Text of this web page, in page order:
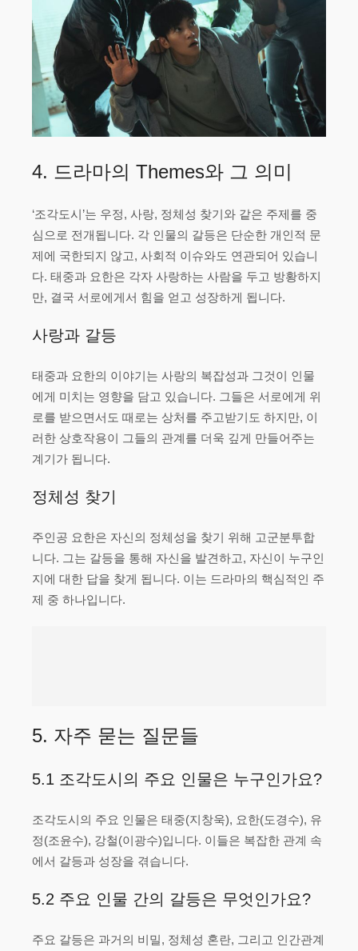
4. 드라마의 Themes와 그 의미
‘조각도시’는 우정, 사랑, 정체성 찾기와 같은 주제를 중
심으로 전개됩니다. 각 인물의 갈등은 단순한 개인적 문
제에 국한되지 않고, 사회적 이슈와도 연관되어 있습니
다. 태중과 요한은 각자 사랑하는 사람을 두고 방황하지
만, 결국 서로에게서 힘을 얻고 성장하게 됩니다.
사랑과 갈등
태중과 요한의 이야기는 사랑의 복잡성과 그것이 인물
에게 미치는 영향을 담고 있습니다. 그들은 서로에게 위
로를 받으면서도 때로는 상처를 주고받기도 하지만, 이
러한 상호작용이 그들의 관계를 더욱 깊게 만들어주는
계기가 됩니다.
정체성 찾기
주인공 요한은 자신의 정체성을 찾기 위해 고군분투합
니다. 그는 갈등을 통해 자신을 발견하고, 자신이 누구인
지에 대한 답을 찾게 됩니다. 이는 드라마의 핵심적인 주
제 중 하나입니다.
5. 자주 묻는 질문들
5.1 조각도시의 주요 인물은 누구인가요?
조각도시의 주요 인물은 태중(지창욱), 요한(도경수), 유
정(조윤수), 강철(이광수)입니다. 이들은 복잡한 관계 속
에서 갈등과 성장을 겪습니다.
5.2 주요 인물 간의 갈등은 무엇인가요?
주요 갈등은 과거의 비밀, 정체성 혼란, 그리고 인간관계